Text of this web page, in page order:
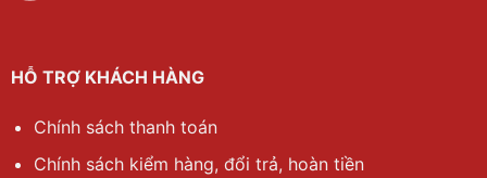
HỖ TRỢ KHÁCH HÀNG
Chính sách thanh toán
Chính sách kiểm hàng, đổi trả, hoàn tiền